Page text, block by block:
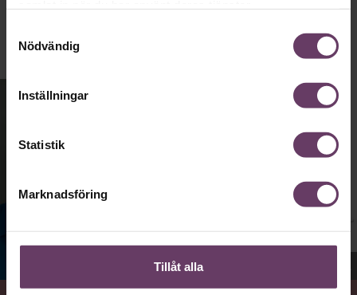
Nödvändig
Inställningar
Statistik
Marknadsföring
Tillåt alla
Jenny Madestam, docent i statsvetenskap.